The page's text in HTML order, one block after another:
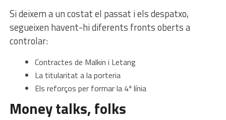
Si deixem a un costat el passat i els despatxo,
segueixen havent-hi diferents fronts oberts a
controlar:
Contractes de Malkin i Letang
La titularitat a la porteria
Els reforços per formar la 4ª línia
Money talks, folks